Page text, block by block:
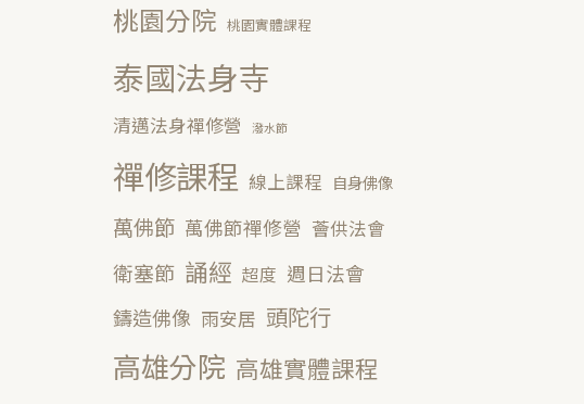
桃園分院 桃園實體課程
泰國法身寺
清邁法身禪修營 潑水節
禪修課程 線上課程 自身佛像
萬佛節 萬佛節禪修營 薈供法會
衛塞節 誦經 超度 週日法會
鑄造佛像 雨安居 頭陀行
高雄分院 高雄實體課程